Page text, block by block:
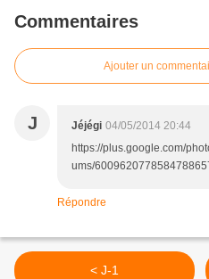
Commentaires
Ajouter un
J Jéjégi 04/05/2014 20:44
https://plus.google.com/
ums/
Répondre
< J-1